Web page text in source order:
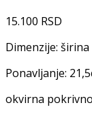
15.100 RSD
Dimenzije: širina
Ponavljanje:
okvirna